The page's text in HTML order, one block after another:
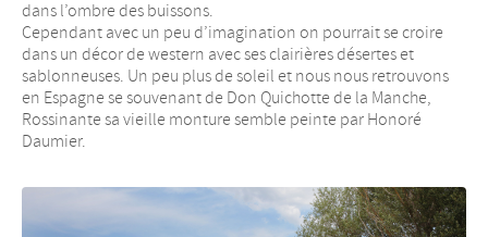
dans l’ombre des buissons.
Cependant avec un peu d’imagination on pourrait se croire
dans un décor de western avec ses clairières désertes et
sablonneuses. Un peu plus de soleil et nous nous retrouvons
en Espagne se souvenant de Don Quichotte de la Manche,
Rossinante sa vieille monture semble peinte par Honoré
Daumier.